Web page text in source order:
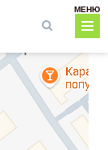
МЕНЮ